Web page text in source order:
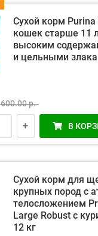
Сухой корм Purina
кошек старше 11
высоким
и цельными
600.00 р.
В
Сухой корм для
крупных пород с
телосложением
Large Robust с
12 кг